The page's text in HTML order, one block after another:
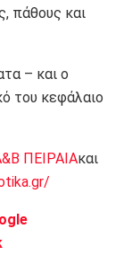
πάθους και
– και ο
του κεφάλαιο
ΠΕΙΡΑΙΑκαι